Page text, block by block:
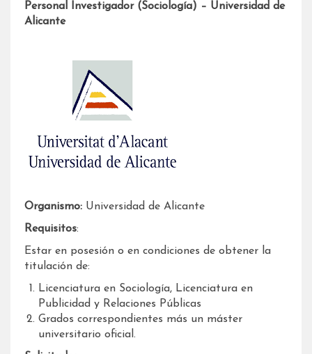
Personal Investigador (Sociología) – Universidad de
Alicante
Organismo: Universidad de Alicante
Requisitos:
Estar en posesión o en condiciones de obtener la
titulación de:
Licenciatura en Sociología, Licenciatura en
Publicidad y Relaciones Públicas
Grados correspondientes más un máster
universitario oficial.